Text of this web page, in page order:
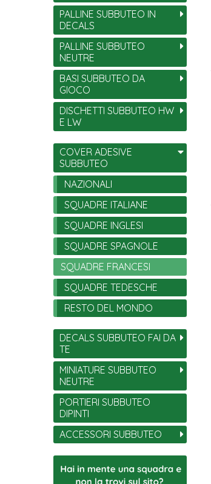
PALLINE SUBBUTEO IN
DECALS
PALLINE SUBBUTEO
NEUTRE
BASI SUBBUTEO DA
GIOCO
DISCHETTI SUBBUTEO HW
E LW
COVER ADESIVE
SUBBUTEO
NAZIONALI
SQUADRE ITALIANE
SQUADRE INGLESI
SQUADRE SPAGNOLE
SQUADRE FRANCESI
SQUADRE TEDESCHE
RESTO DEL MONDO
DECALS SUBBUTEO FAI DA
TE
MINIATURE SUBBUTEO
NEUTRE
PORTIERI SUBBUTEO
DIPINTI
ACCESSORI SUBBUTEO